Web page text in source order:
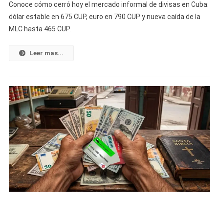
Mercado
Informal
Sorpresa
Este
Lunes:
Una
Divisa
Cae
Y
Las
Demás
Resisten
Con
Conoce cómo cerró hoy el mercado informal de divisas en Cuba:
dólar estable en 675 CUP, euro en 790 CUP y nueva caída de la
MLC hasta 465 CUP.
Leer mas...